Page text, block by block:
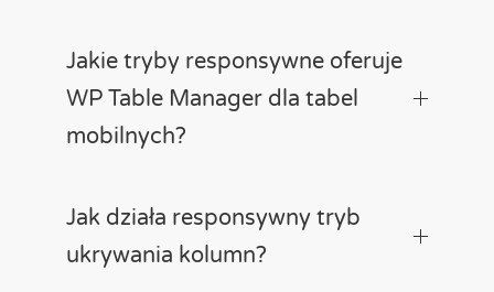
Jakie tryby responsywne oferuje
WP Table Manager dla tabel
mobilnych?
Jak działa responsywny tryb
ukrywania kolumn?